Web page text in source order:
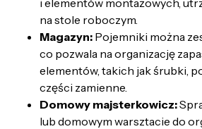
na stole roboczym.
Magazyn: Pojemniki można
co pozwala na organizację
elementów, takich jak śrubki,
części zamienne.
Domowy majsterkowicz:
lub domowym warsztacie do